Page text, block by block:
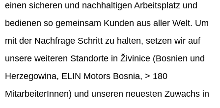
einen sicheren und nachhaltigen Arbeitsplatz und
bedienen so gemeinsam Kunden aus aller Welt. Um
mit der Nachfrage Schritt zu halten, setzen wir auf
unsere weiteren Standorte in Živinice (Bosnien und
Herzegowina, ELIN Motors Bosnia, > 180
MitarbeiterInnen) und unseren neuesten Zuwachs in